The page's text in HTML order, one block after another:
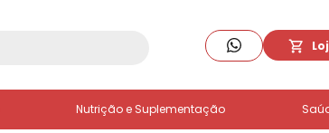
Nutrição e Suplementação